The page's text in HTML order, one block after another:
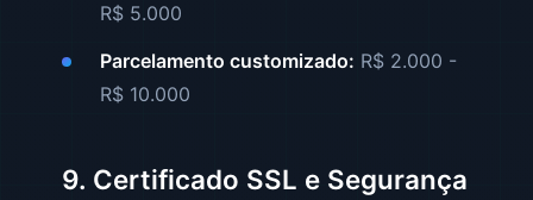
R$ 5.000
Parcelamento customizado: R$ 2.000 -
R$ 10.000
9. Certificado SSL e Segurança